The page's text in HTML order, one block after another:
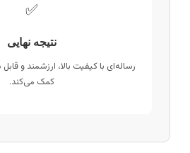
نتیجه نهایی
رساله‌ای با کیفیت بالا، ارزشمند و قابل دفاع
کمک می‌کند.